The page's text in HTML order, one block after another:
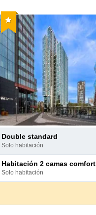
Recomendado
double standard
solo habitación
habitación 2 camas comfort
solo habitación